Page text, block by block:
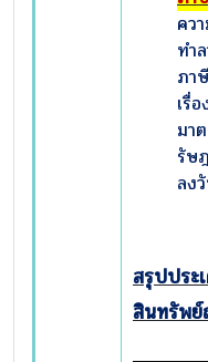
คว
ทำ
ภา
เรื่
มา
รัษ
ลง
สรุปประ
สินทรัพย์